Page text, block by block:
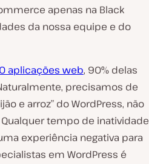
apenas na Black
da nossa equipe e do
aplicações web, 90% delas
precisamos de
e arroz” do WordPress, não
tempo de inatividade
experiência negativa para
em WordPress é